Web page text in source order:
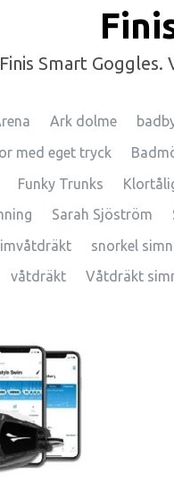
Smart Goggles.
Ark dolme
med eget tryck
Funky Trunks
Sarah Sjöström
snorkel
våtdräkt Våtdräkt